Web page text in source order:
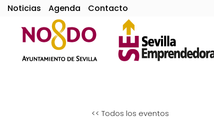
Noticias Agenda Contacto
<< Todos los eventos